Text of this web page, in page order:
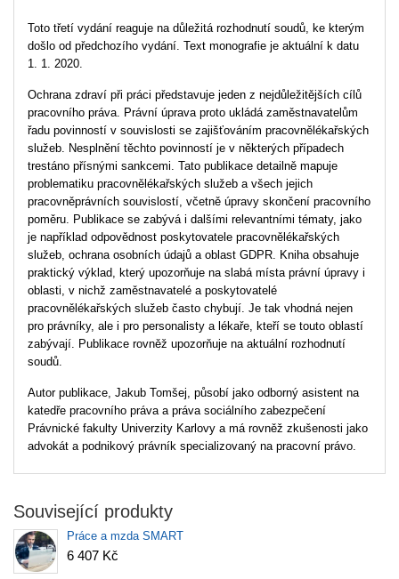
Toto třetí vydání reaguje na důležitá rozhodnutí soudů, ke kterým
došlo od předchozího vydání. Text monografie je aktuální k datu
1. 1. 2020.
Ochrana zdraví při práci představuje jeden z nejdůležitějších cílů
pracovního práva. Právní úprava proto ukládá zaměstnavatelům
řadu povinností v souvislosti se zajišťováním pracovnělékařských
služeb. Nesplnění těchto povinností je v některých případech
trestáno přísnými sankcemi. Tato publikace detailně mapuje
problematiku pracovnělékařských služeb a všech jejich
pracovněprávních souvislostí, včetně úpravy skončení pracovního
poměru. Publikace se zabývá i dalšími relevantními tématy, jako
je například odpovědnost poskytovatele pracovnělékařských
služeb, ochrana osobních údajů a oblast GDPR. Kniha obsahuje
praktický výklad, který upozorňuje na slabá místa právní úpravy i
oblasti, v nichž zaměstnavatelé a poskytovatelé
pracovnělékařských služeb často chybují. Je tak vhodná nejen
pro právníky, ale i pro personalisty a lékaře, kteří se touto oblastí
zabývají. Publikace rovněž upozorňuje na aktuální rozhodnutí
soudů.
Autor publikace, Jakub Tomšej, působí jako odborný asistent na
katedře pracovního práva a práva sociálního zabezpečení
Právnické fakulty Univerzity Karlovy a má rovněž zkušenosti jako
advokát a podnikový právník specializovaný na pracovní právo.
Související produkty
Práce a mzda SMART
6 407 Kč